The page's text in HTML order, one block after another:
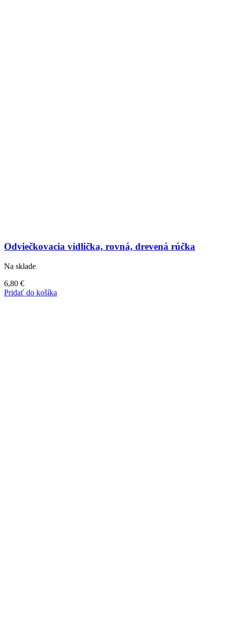
Odviečkovacia vidlička, rovná, drevená rúčka
Na sklade
6,80 €
Pridať do košíka